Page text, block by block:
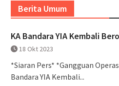
Berita Umum
KA Bandara YIA Kembali
18 Okt 2023
*Siaran Pers* *Gangguan
Bandara YIA Kembali...